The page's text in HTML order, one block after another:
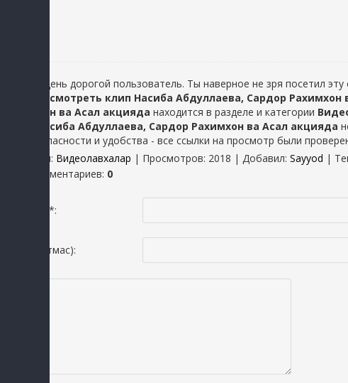
Добрый день дорогой пользователь. Ты наверное не зря посетил
посмотреть клип Насиба Абдуллаева, Сардор Рахимхон
Рахимхон ва Асал акцияда находится в разделе и категории
Насиба Абдуллаева, Сардор Рахимхон ва Асал акцияда
для безопасности и удобства - все ссылки на просмотр были
Категория: Видеолавхалар | Просмотров: 2018 | Добавил: Sayyod |
Всего комментариев: 0
Исмингиз *:
Email(шартмас):